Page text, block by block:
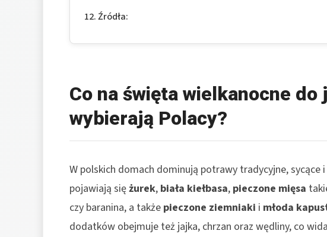
Źródła:
Co na święta wielkanocne do
wybierają Polacy?
W polskich domach dominują potrawy tradycyjne, sycące
pojawiają siężurek, biała kiełbasa, pieczone mięsa
czy baranina, a także pieczone ziemniaki i młoda
dodatków obejmuje też jajka, chrzan oraz wędliny, co